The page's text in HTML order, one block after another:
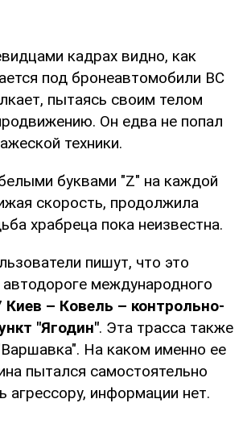
кадрах видно, как
под бронеавтомобили ВС
пытаясь своим телом
Он едва не попал
техники.
буквами "Z" на каждой
скорость, продолжила
храбреца пока неизвестна.
пишут, что это
международного
Киев – Ковель – контрольно-
"Ягодин". Эта трасса также
На каком именно ее
пытался самостоятельно
агрессору, информации нет.